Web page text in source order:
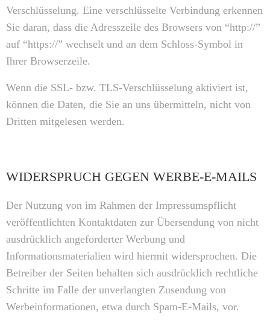
Verschlüsselung. Eine verschlüsselte Verbindung erkennen
Sie daran, dass die Adresszeile des Browsers von “http://”
auf “https://” wechselt und an dem Schloss-Symbol in
Ihrer Browserzeile.
Wenn die SSL- bzw. TLS-Verschlüsselung aktiviert ist,
können die Daten, die Sie an uns übermitteln, nicht von
Dritten mitgelesen werden.
WIDERSPRUCH GEGEN WERBE-E-MAILS
Der Nutzung von im Rahmen der Impressumspflicht
veröffentlichten Kontaktdaten zur Übersendung von nicht
ausdrücklich angeforderter Werbung und
Informationsmaterialien wird hiermit widersprochen. Die
Betreiber der Seiten behalten sich ausdrücklich rechtliche
Schritte im Falle der unverlangten Zusendung von
Werbeinformationen, etwa durch Spam-E-Mails, vor.